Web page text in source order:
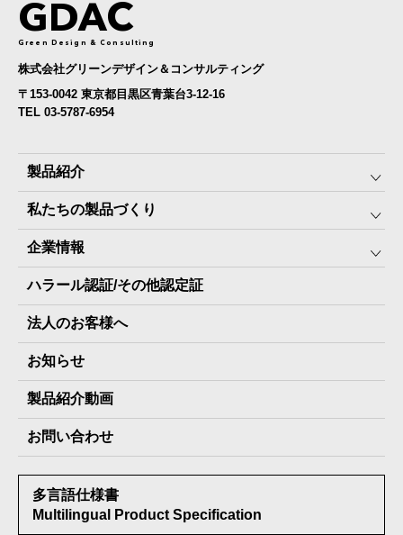
GDAC
Green Design & Consulting
株式会社グリーンデザイン＆コンサルティング
〒153-0042 東京都目黒区青葉台3-12-16
TEL 03-5787-6954
製品紹介
みんなの保存⾷
The Next Dekade10年保存
The Next Dekade7年保存
JARAペットフード7年保存
その他製品
私たちの製品づくり
SDGSへの取り組み
JARA(ペット⽤防災備蓄⾷)について
地産地消パッケージについて
企業情報
社⻑ご挨拶
スタッフ紹介
会社概要
製品納入実績
情報セキュリティ基本方針
受賞歴
ハラール認証/その他認定証
法人のお客様へ
お知らせ
製品紹介動画
お問い合わせ
多言語仕様書
Multilingual Product Specification